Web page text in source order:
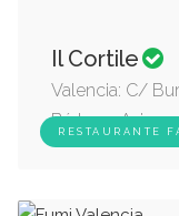
RESTAURANTE
Il Cortile
Valencia: C/
Bárbara: